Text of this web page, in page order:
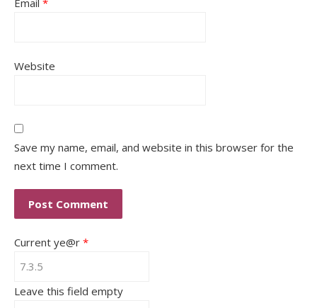
Website
Save my name, email, and website in this browser for the
next time I comment.
Current ye@r *
Leave this field empty